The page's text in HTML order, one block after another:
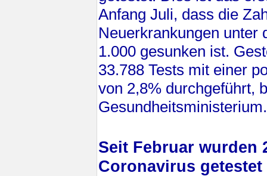
Anfang Juli, dass die
Neuerkrankungen unter
1.000 gesunken ist.
33.788 Tests mit einer
von 2,8% durchgeführt,
Seit Februar wurden
Coronavirus getestet